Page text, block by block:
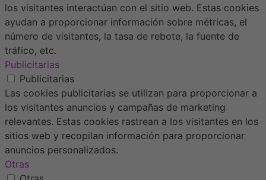
los visitantes interactúan con el sitio web. Estas cookies
ayudan a proporcionar información sobre métricas, el
número de visitantes, la tasa de rebote, la fuente de
tráfico, etc.
Publicitarias
Publicitarias
Las cookies publicitarias se utilizan para proporcionar a
los visitantes anuncios y campañas de marketing
relevantes. Estas cookies rastrean a los visitantes en los
sitios web y recopilan información para proporcionar
anuncios personalizados.
Otras